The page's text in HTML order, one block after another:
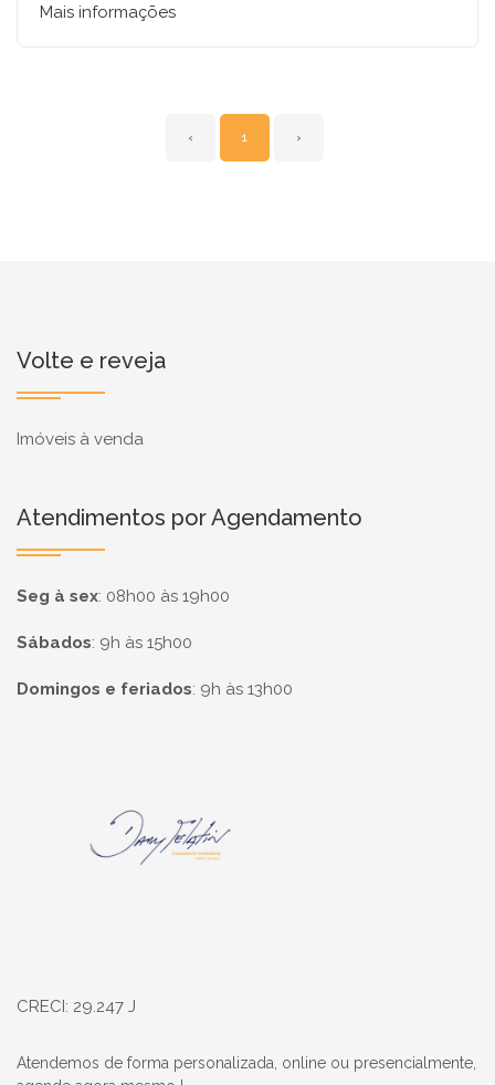
Mais informações
‹ 1 ›
Volte e reveja
Imóveis à venda
Atendimentos por Agendamento
Seg à sex: 08h00 às 19h00
Sábados: 9h às 15h00
Domingos e feriados: 9h às 13h00
CRECI: 29.247 J
Atendemos de forma personalizada, online ou presencialmente,